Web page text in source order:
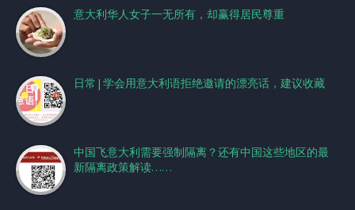
意大利华人女子一无所有，却赢得居民尊重
日常 | 学会用意大利语拒绝邀请的漂亮话，建议收藏
中国飞意大利需要强制隔离？还有中国这些地区的最
新隔离政策解读……